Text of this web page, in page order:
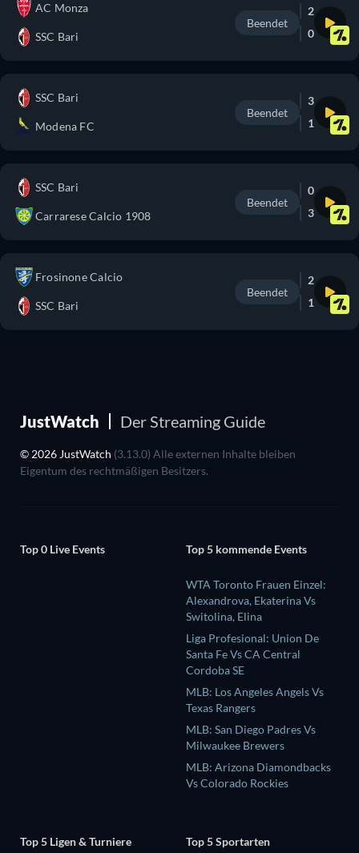
AC Monza
SSC Bari
Beendet
2
0
SSC Bari
Modena FC
Beendet
3
1
SSC Bari
Carrarese Calcio 1908
Beendet
0
3
Frosinone Calcio
SSC Bari
Beendet
2
1
JustWatch Der Streaming Guide
© 2026 JustWatch (3.13.0) Alle externen Inhalte bleiben
Eigentum des rechtmäßigen Besitzers.
Top 0 Live Events Top 5 kommende Events
WTA Toronto Frauen Einzel:
Alexandrova, Ekaterina Vs
Switolina, Elina
Liga Profesional: Union De
Santa Fe Vs CA Central
Cordoba SE
MLB: Los Angeles Angels Vs
Texas Rangers
MLB: San Diego Padres Vs
Milwaukee Brewers
MLB: Arizona Diamondbacks
Vs Colorado Rockies
Top 5 Ligen & Turniere Top 5 Sportarten